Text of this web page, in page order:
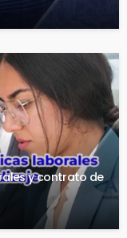
y contrato de